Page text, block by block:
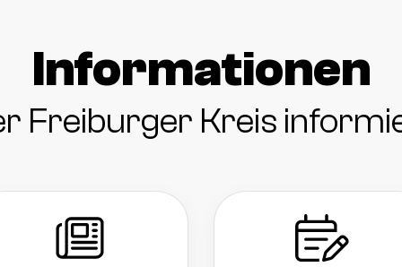
Informationen
Freiburger Kreis